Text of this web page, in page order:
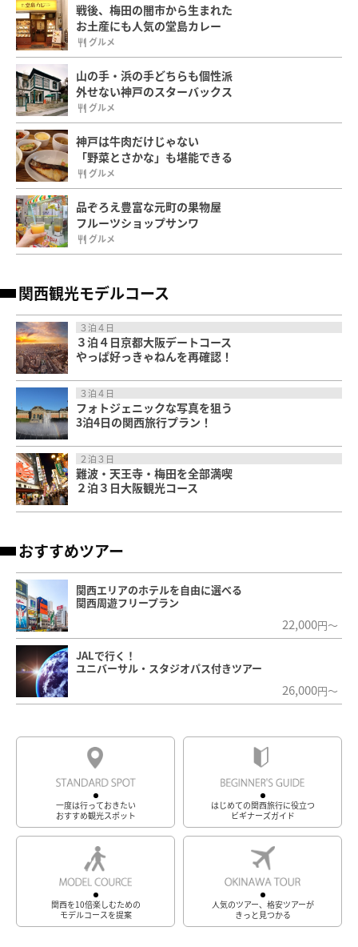
戦後、梅田の闇市から生まれた
お土産にも人気の堂島カレー
グルメ
山の手・浜の手どちらも個性派
外せない神戸のスターバックス
グルメ
神戸は牛肉だけじゃない
「野菜とさかな」も堪能できる
グルメ
品ぞろえ豊富な元町の果物屋
フルーツショップサンワ
グルメ
関西観光モデルコース
３泊４日
３泊４日京都大阪デートコース
やっぱ好っきゃねんを再確認！
３泊４日
フォトジェニックな写真を狙う
3泊4日の関西旅行プラン！
２泊３日
難波・天王寺・梅田を全部満喫
２泊３日大阪観光コース
おすすめツアー
関西エリアのホテルを自由に選べる
関西周遊フリープラン
22,000円～
JALで行く！
ユニバーサル・スタジオパス付きツアー
26,000円～
一度は行っておきたい
おすすめ観光スポット
はじめての関西旅行に役立つ
ビギナーズガイド
関西を10倍楽しむための
モデルコースを提案
人気のツアー、格安ツアーが
きっと見つかる